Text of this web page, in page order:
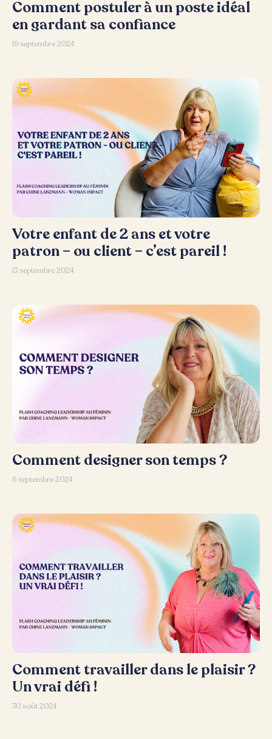
Comment postuler à un poste idéal
en gardant sa confiance
19 septembre 2024
Votre enfant de 2 ans et votre
patron – ou client – c’est pareil !
13 septembre 2024
Comment designer son temps ?
6 septembre 2024
Comment travailler dans le plaisir ?
Un vrai défi !
30 août 2024